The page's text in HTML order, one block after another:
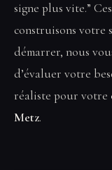
signe plus vite.”
construisons votre
démarrer, nous
d’évaluer votre
réaliste pour votre
Metz.